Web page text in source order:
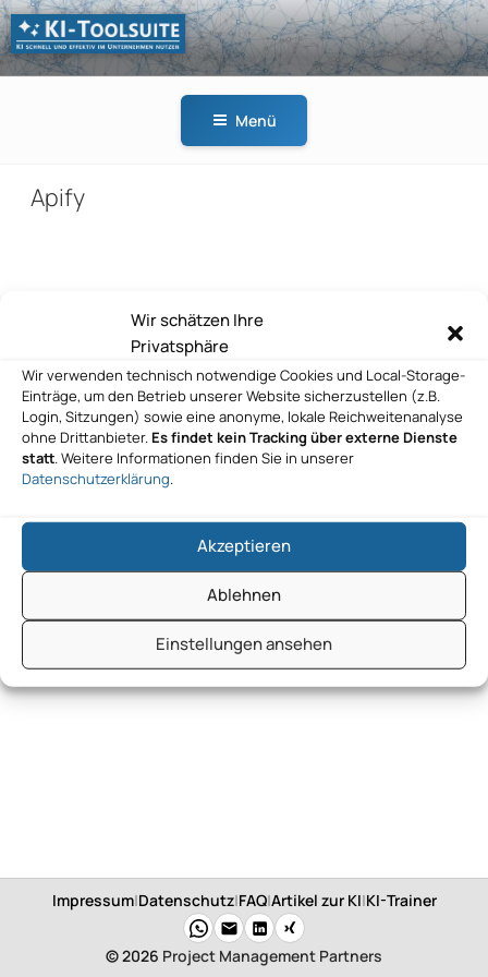
Wir schätzen Ihre
Privatsphäre
Wir verwenden technisch notwendige Cookies und Local-Storage-
Einträge, um den Betrieb unserer Website sicherzustellen (z.B.
Login, Sitzungen) sowie eine anonyme, lokale Reichweitenanalyse
ohne Drittanbieter. Es findet kein Tracking über externe Dienste
statt. Weitere Informationen finden Sie in unserer
Datenschutzerklärung.
Akzeptieren
Ablehnen
Einstellungen ansehen
Zum
Inhalt
springen
KI-
Menü
Apify
Beitragsnavigation
Nächster
Beitrag
WEITER
Apify
Impressum|Datenschutz|FAQ|Artikel zur KI|KI-Trainer
© 2026 Project Management Partners